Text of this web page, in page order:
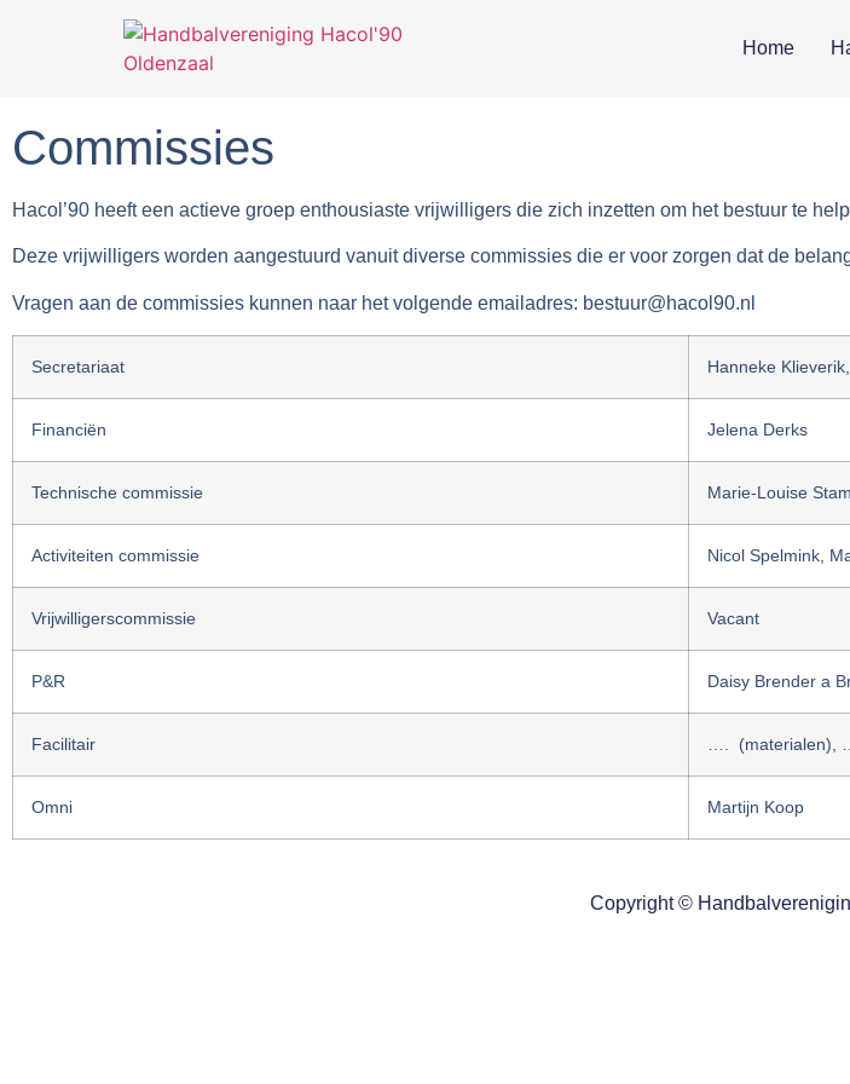
Home
Commissies
Hacol’90 heeft een actieve groep enthousiaste vrijwilligers die zich inzetten om het bestuur te
Deze vrijwilligers worden aangestuurd vanuit diverse commissies die er voor zorgen dat de
Vragen aan de commissies kunnen naar het volgende emailadres: bestuur@hacol90.nl
Secretariaat Hanneke
Financiën Jelena Derks
Technische commissie Marie-Louise
Activiteiten commissie Nicol Spelmink,
Vrijwilligerscommissie Vacant
P&R Daisy Brender a
Facilitair …. (materialen),
Omni Martijn Koop
Copyright ©